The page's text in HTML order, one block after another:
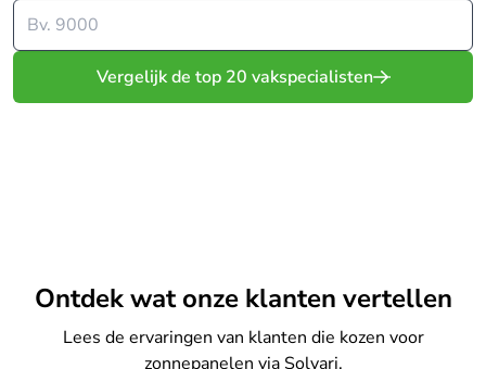
Vergelijk de top 20 vakspecialisten
Ontdek wat onze klanten vertellen
Lees de ervaringen van klanten die kozen voor
zonnepanelen via Solvari.